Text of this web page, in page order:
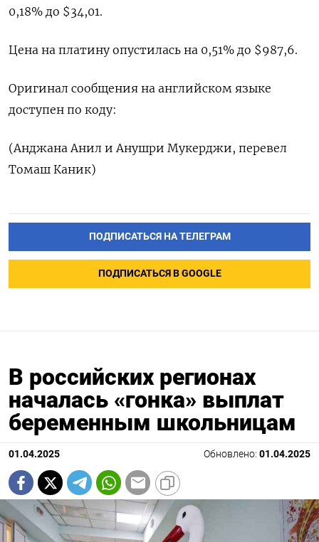
0,18% до $34,01​.
Цена на платину опустилась на 0,51% до $987,6.
Оригинал сообщения на английском языке
доступен по коду:
(Анджана Анил и Анушри Мукерджи, перевел
Томаш Каник)
ПОДПИСАТЬСЯ НА ТЕЛЕГРАМ
ПОДПИСАТЬСЯ В GOOGLE
В российских регионах
началась «гонка» выплат
беременным школьницам
01.04.2025 Обновлено: 01.04.2025